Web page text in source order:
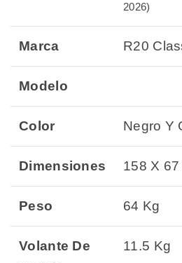
2026)
Marca R20
Modelo
Color Negro Y
Dimensiones 158 X
Peso 64 Kg
Volante De
11.5 Kg